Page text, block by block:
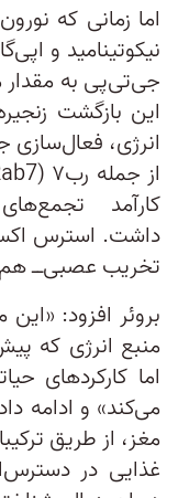
نیکوتینامید و
جی‌تی‌پی به
این بازگشت
انرژی،
کارآمد
داشت. استرس
تخریب عصبی‌ــ
بروئر افزود:
منبع انرژی‌ که
اما کارکردهای
می‌کند» و ادامه
مغز، از طریق
غذایی در